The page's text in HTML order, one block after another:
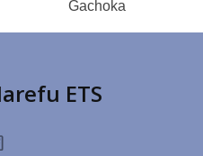
Gachoka
ETS